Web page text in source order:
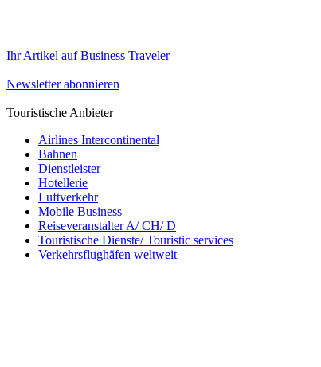
Ihr Artikel auf Business Traveler
Newsletter abonnieren
Touristische Anbieter
Airlines Intercontinental
Bahnen
Dienstleister
Hotellerie
Luftverkehr
Mobile Business
Reiseveranstalter A/ CH/ D
Touristische Dienste/ Touristic services
Verkehrsflughäfen weltweit